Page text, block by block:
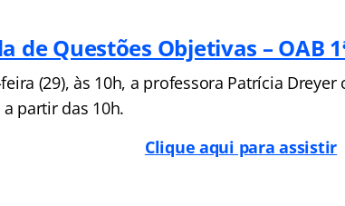
de Questões Objetivas – OAB
(29), às 10h, a professora Patrícia
partir das 10h.
Clique aqui para assistir